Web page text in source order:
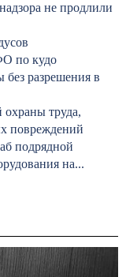
не продлили
по кудо
без разрешения в
труда,
повреждений
подрядной
на...